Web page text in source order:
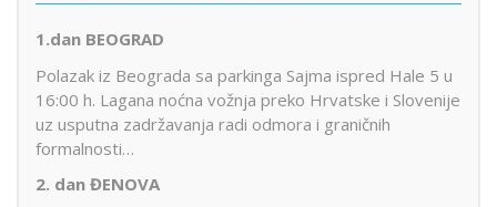
1.dan BEOGRAD
Polazak iz Beograda sa parkinga Sajma ispred Hale 5 u
16:00 h. Lagana noćna vožnja preko Hrvatske i Slovenije
uz usputna zadržavanja radi odmora i graničnih
formalnosti…
2. dan ĐENOVA